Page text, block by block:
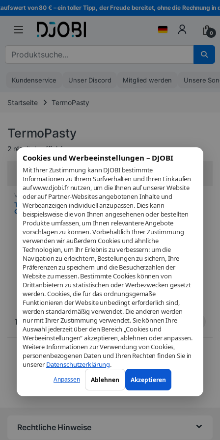
Cookies und Werbeeinstellungen – DJOBI
Mit Ihrer Zustimmung kann DJOBI bestimmte
Informationen zu Ihrem Surfverhalten und Ihren Einkäufen
auf www.djobi.fr nutzen, um die Ihnen auf unserer Website
oder auf Partner-Websites angebotenen Inhalte und
Werbeanzeigen individuell anzupassen. Dies kann
beispielsweise die von Ihnen angesehenen oder bestellten
Produkte umfassen, um Ihnen relevantere Angebote
vorschlagen zu können. Vorbehaltlich Ihrer Zustimmung
verwenden wir außerdem Cookies und ähnliche
Technologien, um Ihr Erlebnis zu verbessern: um die
Navigation zu erleichtern, Bestellungen zu sichern, Ihre
Präferenzen zu speichern und die Besucherzahlen der
Website zu messen. Bestimmte Cookies können von
Drittanbietern zu statistischen oder Werbezwecken gesetzt
werden. Cookies, die für das ordnungsgemäße
Funktionieren der Website unbedingt erforderlich sind,
werden standardmäßig verwendet. Die anderen werden
nur mit Ihrer Zustimmung verwendet. Sie können Ihre
Auswahl jederzeit über den Bereich „Cookies und
Werbeeinstellungen“ akzeptieren, ablehnen oder anpassen.
Weitere Informationen zur Verwendung von Cookies,
personenbezogenen Daten und Ihren Rechten finden Sie in
unserer Datenschutzerklärung.
Anpassen Ablehnen Akzeptieren
Zur Navigation springen
Direkt zum Inhalt
von 80 € – ein toller Tipp, der Freude bereitet, ohne die Rechnung in
0
Suche nach :
Kundenservice Unser Discord Mitglied werden Unsere
Startseite TermoPasty
TermoPasty
2 résultats affichésSortiert vom neuesten zum ältesten
Filter
Verbrauchsmaterial,Reinigung
Termopasty – Water PCB
Cleaner – Nettoyant
électronique pour circuits
imprimés et résidus de
soudure
19,90€
Verbrauchsmaterial,Reinigung
Termopasty – Label Killer 1L –
Dissolvant d’étiquettes et
résidus de colle haute
efficacité
32,90€
2 résultats affichésSortiert vom neuesten
Rechtliche Hinweise